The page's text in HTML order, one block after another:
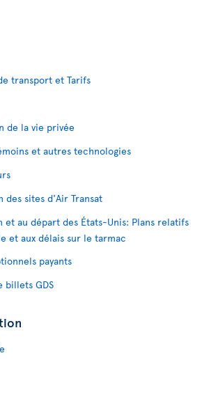
transport et Tarifs
de la vie privée
et autres technologies
des sites d'Air Transat
et au départ des États-Unis: Plans relatifs
et aux délais sur le tarmac
payants
billets GDS